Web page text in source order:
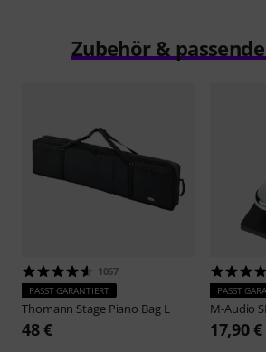
Zubehör &
1067
PASST GARANTIERT
Thomann Stage Piano Bag L
48 €
PASST
M-Audio
17,90 €